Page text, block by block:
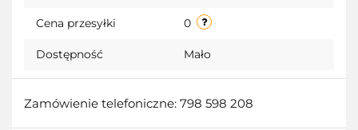
Cena przesyłki 0
Dostępność Mało
Zamówienie telefoniczne: 798 598 208